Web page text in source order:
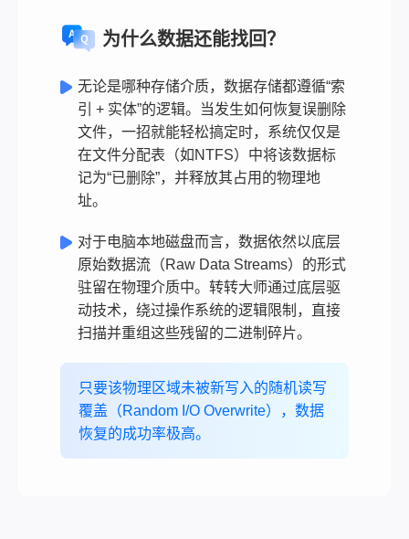
为什么数据还能找回？
无论是哪种存储介质，数据存储都遵循“索
引 + 实体”的逻辑。当发生如何恢复误删除
文件，一招就能轻松搞定时，系统仅仅是
在文件分配表（如NTFS）中将该数据标
记为“已删除”，并释放其占用的物理地
址。
对于电脑本地磁盘而言，数据依然以底层
原始数据流（Raw Data Streams）的形式
驻留在物理介质中。转转大师通过底层驱
动技术，绕过操作系统的逻辑限制，直接
扫描并重组这些残留的二进制碎片。
只要该物理区域未被新写入的随机读写
覆盖（Random I/O Overwrite），数据
恢复的成功率极高。